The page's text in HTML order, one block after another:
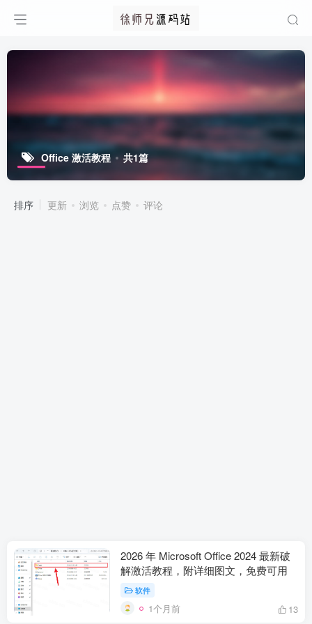
Office 激活教程 共1篇
排序 更新 浏览 点赞 评论
2026 年 Microsoft Office 2024 最新破
解激活教程，附详细图文，免费可用
软件
1个月前 13